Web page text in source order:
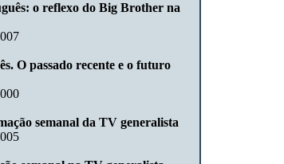
o reflexo do Big Brother na
O passado recente e o futuro
semanal da TV generalista